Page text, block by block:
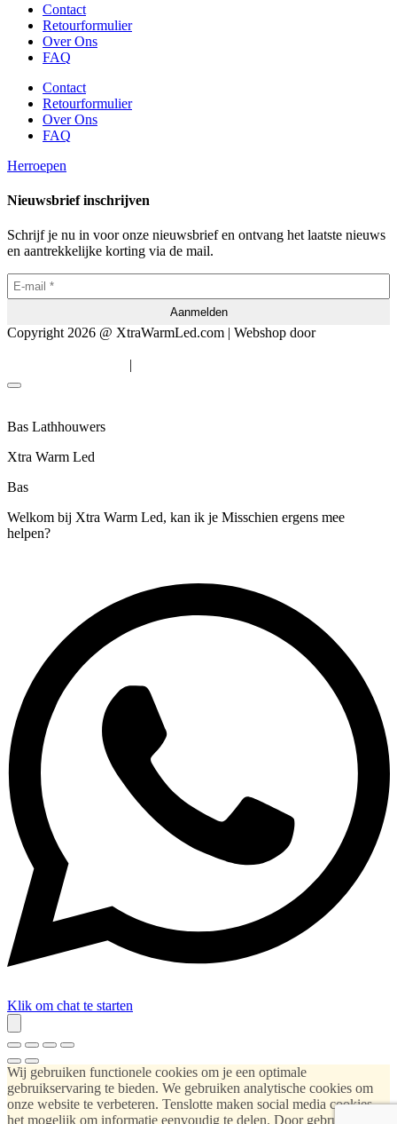
Contact
Retourformulier
Over Ons
FAQ
Contact
Retourformulier
Over Ons
FAQ
Herroepen
Nieuwsbrief inschrijven
Schrijf je nu in voor onze nieuwsbrief en ontvang het laatste nieuws
en aantrekkelijke korting via de mail.
Copyright 2026 @ XtraWarmLed.com | Webshop door
|
Bas Lathhouwers
Xtra Warm Led
Bas
Welkom bij Xtra Warm Led, kan ik je Misschien ergens mee
helpen?
Klik om chat te starten
Wij gebruiken functionele cookies om je een optimale
gebruikservaring te bieden. We gebruiken analytische cookies om
onze website te verbeteren. Tenslotte maken social media cookies
het mogelijk om informatie eenvoudig te delen. Door gebruik te